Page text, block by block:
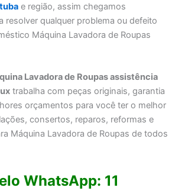
e região, assim chegamos
resolver qualquer problema ou defeito
Máquina Lavadora de Roupas
Lavadora de Roupas assistência
trabalha com peças originais, garantia
orçamentos para você ter o melhor
consertos, reparos, reformas e
Máquina Lavadora de Roupas de todos
WhatsApp: 11